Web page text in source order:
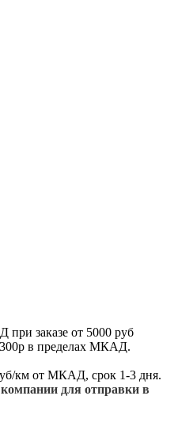
при заказе от 5000 руб
300р в пределах МКАД.
км от МКАД, срок 1-3 дня.
для отправки в